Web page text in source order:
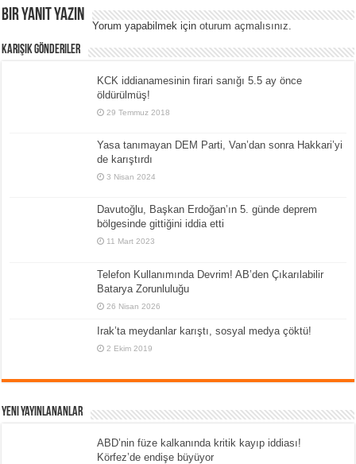
Bir yanıt yazın
Yorum yapabilmek içinoturum açmalısınız.
Karışık Gönderiler
KCK iddianamesinin firari sanığı 5.5 ay önce
öldürülmüş!
29 Temmuz 2018
Yasa tanımayan DEM Parti, Van’dan sonra Hakkari’yi
de karıştırdı
3 Nisan 2024
Davutoğlu, Başkan Erdoğan’ın 5. günde deprem
bölgesinde gittiğini iddia etti
11 Mart 2023
Telefon Kullanımında Devrim! AB’den Çıkarılabilir
Batarya Zorunluluğu
26 Nisan 2026
Irak’ta meydanlar karıştı, sosyal medya çöktü!
2 Ekim 2019
Yeni Yayınlananlar
ABD’nin füze kalkanında kritik kayıp iddiası!
Körfez’de endişe büyüyor